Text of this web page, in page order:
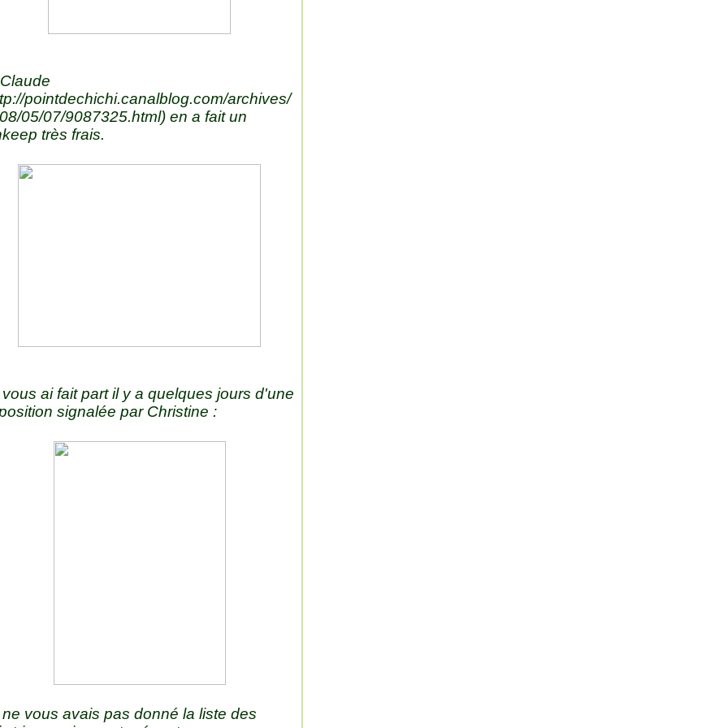
pointdechichi.canalblog.com/archives/
05/07/9087325.html) en a fait un
très frais.
ai fait part il y a quelques jours d'une
signalée par Christine :
vous avais pas donné la liste des